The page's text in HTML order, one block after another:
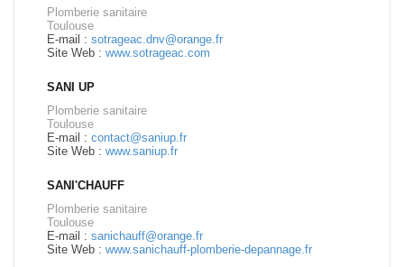
Plomberie sanitaire
Toulouse
E-mail : sotrageac.dnv@orange.fr
Site Web : www.sotrageac.com
SANI UP
Plomberie sanitaire
Toulouse
E-mail : contact@saniup.fr
Site Web : www.saniup.fr
SANI'CHAUFF
Plomberie sanitaire
Toulouse
E-mail : sanichauff@orange.fr
Site Web : www.sanichauff-plomberie-depannage.fr